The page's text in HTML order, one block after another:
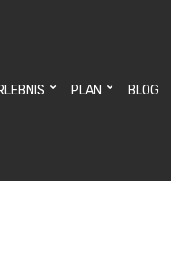
PLAN BLOG